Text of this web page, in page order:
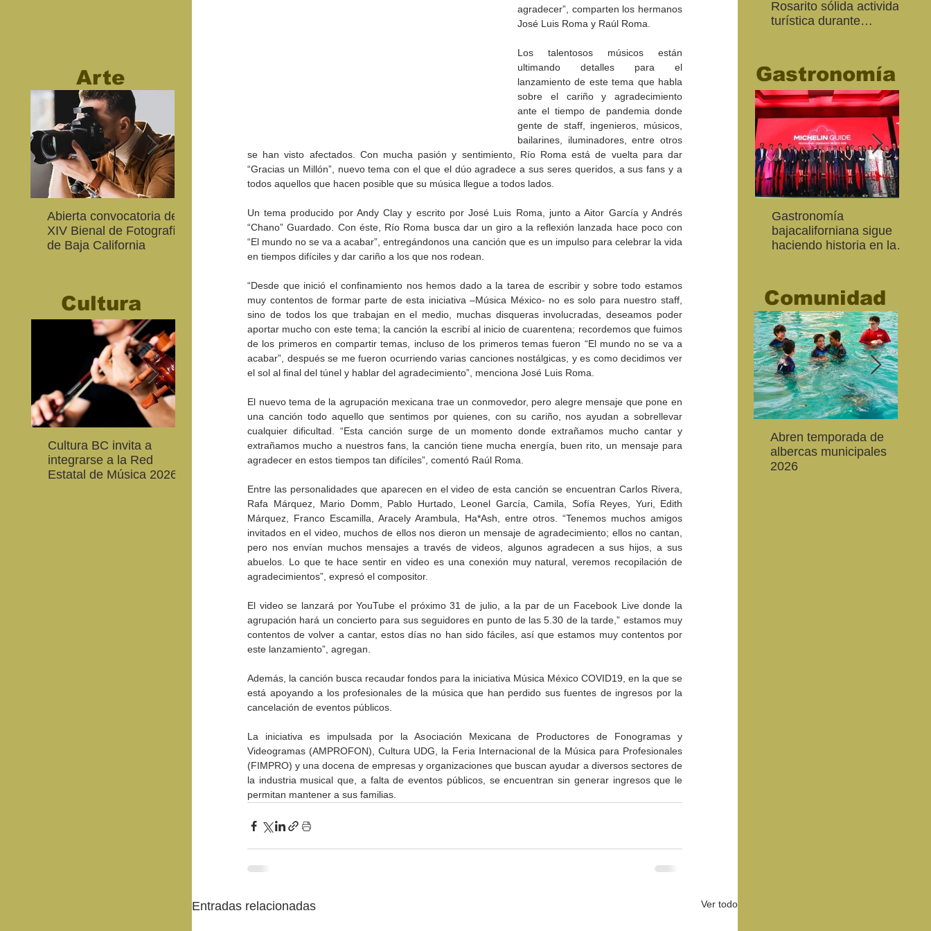
agradecer”, comparten los hermanos
José Luis Roma y Raúl Roma.
Los talentosos músicos están
ultimando detalles para el
lanzamiento de este tema que habla
sobre el cariño y agradecimiento
ante el tiempo de pandemia donde
gente de staff, ingenieros, músicos,
bailarines, iluminadores, entre otros
se han visto afectados. Con mucha pasión y sentimiento, Río Roma está de vuelta para dar
“Gracias un Millón”, nuevo tema con el que el dúo agradece a sus seres queridos, a sus fans y a
todos aquellos que hacen posible que su música llegue a todos lados.
Un tema producido por Andy Clay y escrito por José Luis Roma, junto a Aitor García y Andrés
“Chano” Guardado. Con éste, Río Roma busca dar un giro a la reflexión lanzada hace poco con
“El mundo no se va a acabar”, entregándonos una canción que es un impulso para celebrar la vida
en tiempos difíciles y dar cariño a los que nos rodean.
“Desde que inició el confinamiento nos hemos dado a la tarea de escribir y sobre todo estamos
muy contentos de formar parte de esta iniciativa –Música México- no es solo para nuestro staff,
sino de todos los que trabajan en el medio, muchas disqueras involucradas, deseamos poder
aportar mucho con este tema; la canción la escribí al inicio de cuarentena; recordemos que fuimos
de los primeros en compartir temas, incluso de los primeros temas fueron “El mundo no se va a
acabar”, después se me fueron ocurriendo varias canciones nostálgicas, y es como decidimos ver
el sol al final del túnel y hablar del agradecimiento”, menciona José Luis Roma.
El nuevo tema de la agrupación mexicana trae un conmovedor, pero alegre mensaje que pone en
una canción todo aquello que sentimos por quienes, con su cariño, nos ayudan a sobrellevar
cualquier dificultad. “Esta canción surge de un momento donde extrañamos mucho cantar y
extrañamos mucho a nuestros fans, la canción tiene mucha energía, buen rito, un mensaje para
agradecer en estos tiempos tan difíciles”, comentó Raúl Roma.
Entre las personalidades que aparecen en el video de esta canción se encuentran Carlos Rivera,
Rafa Márquez, Mario Domm, Pablo Hurtado, Leonel García, Camila, Sofía Reyes, Yuri, Edith
Márquez, Franco Escamilla, Aracely Arambula, Ha*Ash, entre otros. “Tenemos muchos amigos
invitados en el video, muchos de ellos nos dieron un mensaje de agradecimiento; ellos no cantan,
pero nos envían muchos mensajes a través de videos, algunos agradecen a sus hijos, a sus
abuelos. Lo que te hace sentir en video es una conexión muy natural, veremos recopilación de
agradecimientos”, expresó el compositor.
El video se lanzará por YouTube el próximo 31 de julio, a la par de un Facebook Live donde la
agrupación hará un concierto para sus seguidores en punto de las 5.30 de la tarde,” estamos muy
contentos de volver a cantar, estos días no han sido fáciles, así que estamos muy contentos por
este lanzamiento”, agregan.
Además, la canción busca recaudar fondos para la iniciativa Música México COVID19, en la que se
está apoyando a los profesionales de la música que han perdido sus fuentes de ingresos por la
cancelación de eventos públicos.
La iniciativa es impulsada por la Asociación Mexicana de Productores de Fonogramas y
Videogramas (AMPROFON), Cultura UDG, la Feria Internacional de la Música para Profesionales
(FIMPRO) y una docena de empresas y organizaciones que buscan ayudar a diversos sectores de
la industria musical que, a falta de eventos públicos, se encuentran sin generar ingresos que le
permitan mantener a sus familias.
Entradas relacionadas Ver todo
Arte
Abierta convocatoria de la
XIV Bienal de Fotografía
de Baja California
CETYS prepara la edición
2026 de la Feria de Arte
Internacional 'Sinergia'
Presenta Heras 'Una de
tantas'
Inaugura SC la colectiva
Expresión Plástica
Cachanilla 2026
"Función Velorio" llegará
al Teatro Universitario
como cierre del Taller de
Estudiantes de la
Secundaria José Ma. Luis
Mora llevan su talento
Cultura
Cultura BC invita a
integrarse a la Red
Estatal de Música 2026
Gobierno de Baja
California reconocerá a
Cristina Rivera Garza
reflexiona sobre memoria,
CEART Mexicali, oferta
Campamento gratuito de
Convocan a niños, niñas
vaquita marina y el Golfo
de California
Con una excelente
cartelera se proyectó la
79 Muestra Internacional
Rosarito sólida actividad
turística durante
Abren temporada de
albercas municipales
2026
Comunidad
Gastronomía
bajacaliforniana sigue
haciendo historia en la
Gastronomía